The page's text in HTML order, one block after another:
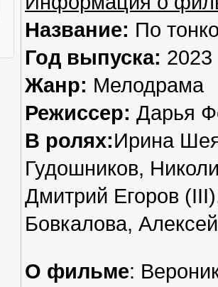
Название: По
Год выпуска: 2023
Жанр: Мелодрама
Режиссер: Дарья
В ролях:Ирина
Гудошников,
Дмитрий Егоров
Бовкалова,
О фильме: